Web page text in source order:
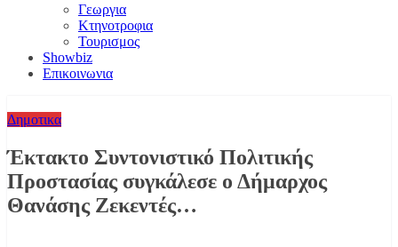
Γεωργια
Κτηνοτροφια
Τουρισμος
Showbiz
Επικοινωνια
Δημοτικα
Έκτακτο Συντονιστικό Πολιτικής
Προστασίας συγκάλεσε ο Δήμαρχος
Θανάσης Ζεκεντές…